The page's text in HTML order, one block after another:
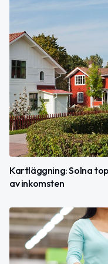
Kartläggning: Solna
av inkomsten